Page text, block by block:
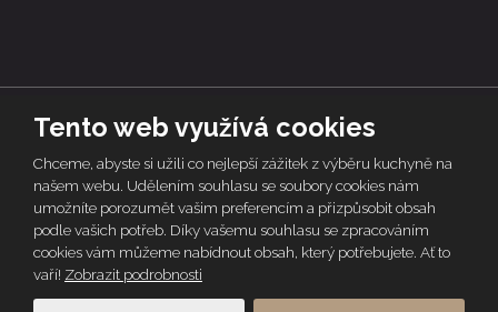
Tento web je chráněn pomocí Google ReCAPTCHA a platí pro něj
ochrany osobních údajů
a smluvní podmínky společnosti Google.
Mapa stránek Obchodní podmínky
Záruky
Nakládání s osobními údaji
Tento web využívá cookies
Chceme, abyste si užili co nejlepší zážitek z výběru kuchyně na
našem webu. Udělením souhlasu se soubory cookies nám
umožníte porozumět vašim preferencím a přizpůsobit obsah
podle vašich potřeb. Díky vašemu souhlasu se zpracováním
cookies vám můžeme nabídnout obsah, který potřebujete. Ať to
vaří! Zobrazit podrobnosti